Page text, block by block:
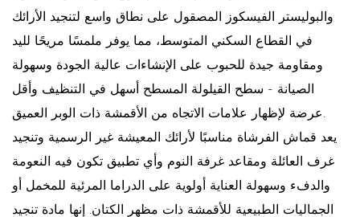
والبوليستر الفيسكوز المصقول على نطاق واسع لتنجيد الأرائك
في القطاع السكني المتوسط، مما يوفر ملمسًا مريحًا لليد
ومقاومة جيدة للحبوب على الإنشاءات عالية الجودة وسهولة
الصيانة - سطح القيلولة المسطح أسهل في التنظيف وأقل
يعد قماش الفرشاة مناسبًا لأرائك المعيشة غير الرسمية وتنجيد
غرف العائلة ومقاعد غرفة النوم وأي تطبيق تكون فيه النعومة
والدفء وسهولة العناية أولوية على الدراما المرئية للمخمل أو
الجماليات الطبيعية للأقمشة ذات مظهر الكتان. إنها مادة تنجيد